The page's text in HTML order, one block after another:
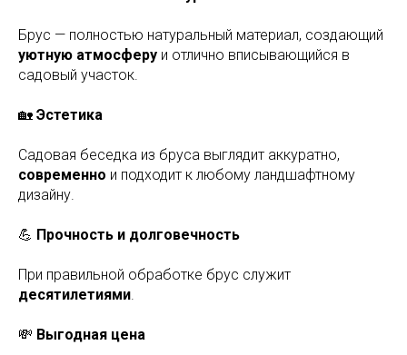
Брус — полностью натуральный материал, создающий
уютную атмосферу и отлично вписывающийся в
садовый участок.
🏡 Эстетика
Садовая беседка из бруса выглядит аккуратно,
современно и подходит к любому ландшафтному
дизайну.
💪 Прочность и долговечность
При правильной обработке брус служит
десятилетиями.
💸 Выгодная цена